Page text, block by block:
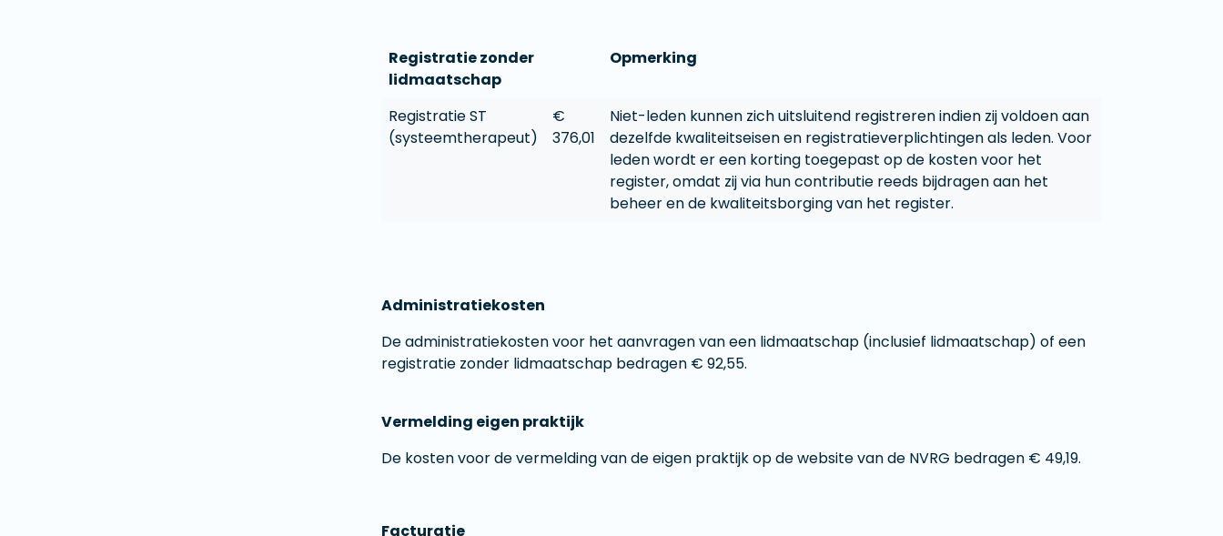
Registratie zonder
lidmaatschap
Opmerking
Registratie ST
(systeemtherapeut)
€
376,01
Niet-leden kunnen zich uitsluitend registreren indien zij voldoen aan
dezelfde kwaliteitseisen en registratieverplichtingen als leden. Voor
leden wordt er een korting toegepast op de kosten voor het
register, omdat zij via hun contributie reeds bijdragen aan het
beheer en de kwaliteitsborging van het register.
Administratiekosten
De administratiekosten voor het aanvragen van een lidmaatschap (inclusief lidmaatschap) of een
registratie zonder lidmaatschap bedragen € 92,55.
Vermelding eigen praktijk
De kosten voor de vermelding van de eigen praktijk op de website van de NVRG bedragen € 49,19.
Facturatie